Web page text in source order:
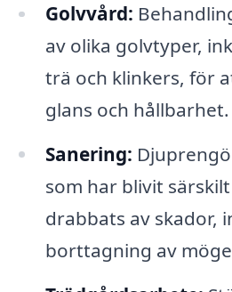
Golvvård:
av olika golvtyper,
trä och klinkers, för
glans och hållbarhet.
Sanering:
som har blivit
drabbats av skador,
borttagning av